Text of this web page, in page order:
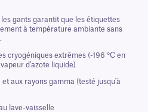
les gants garantit que les étiquettes
à température ambiante sans
cryogéniques extrêmes (-196 °C en
d'azote liquide)
et aux rayons gamma (testé jusqu'à
lave-vaisselle